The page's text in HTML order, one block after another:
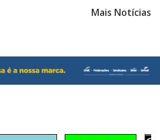
Mais Notícias